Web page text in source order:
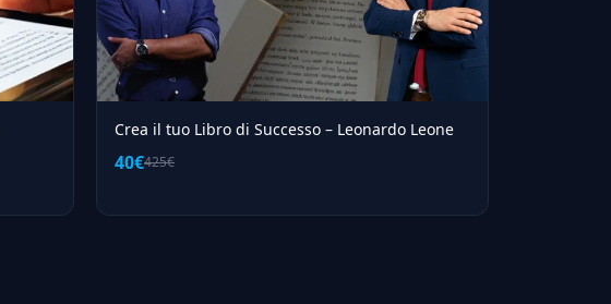
Crea il tuo Libro di Successo – Leonardo Leone
40€425€